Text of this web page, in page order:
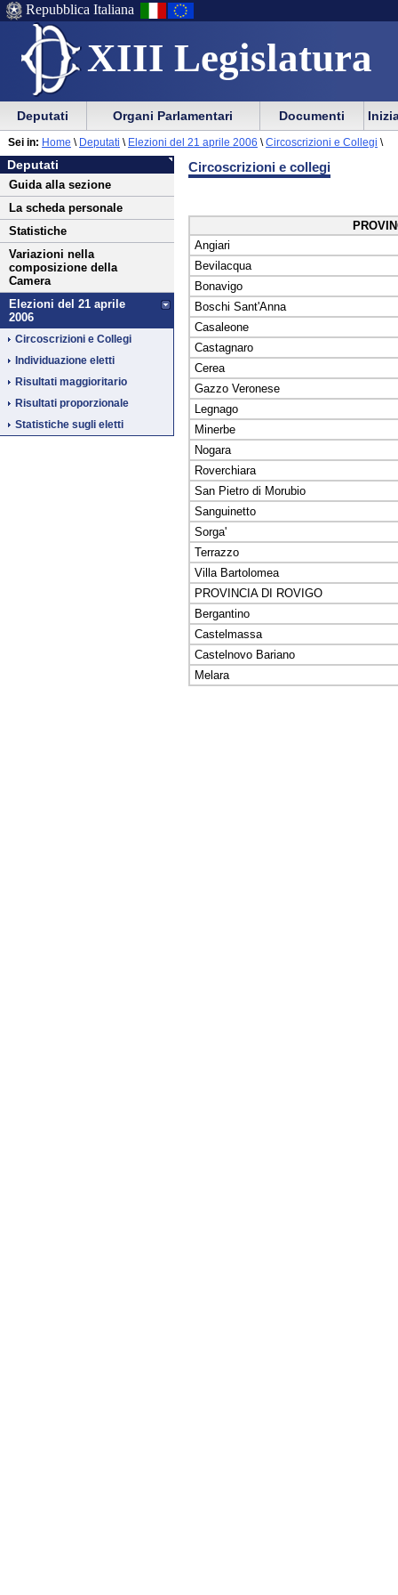
XIII Legislatura
Menu
di
ausilio
alla
navigazione
Vai
Menu
di
navigazione
principale
Repubblica Italiana
Menu
di
navigazione
principale
Vai
menu
di
sezione
Deputati Organi Parlamentari Documenti
Deputati
Vai
al
contenuto
Deputati
Guida alla sezione
La scheda personale
Statistiche
Variazioni nella
composizione della
Camera
Elezioni del 21 aprile
2006
Circoscrizioni e Collegi
Individuazione eletti
Risultati maggioritario
Risultati proporzionale
Statistiche sugli eletti
Sei in: Home \ Deputati \ Elezioni del 21 aprile 2006 \ Circoscrizioni e Collegi \
Circoscrizioni e collegi
Angiari
Bevilacqua
Bonavigo
Boschi Sant'Anna
Casaleone
Castagnaro
Cerea
Gazzo Veronese
Legnago
Minerbe
Nogara
Roverchiara
San Pietro di Morubio
Sanguinetto
Sorga'
Terrazzo
Villa Bartolomea
PROVINCIA DI ROVIGO
Bergantino
Castelmassa
Castelnovo Bariano
Melara